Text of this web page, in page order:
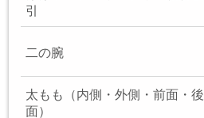
引
二の腕
太もも（内側・外側・前面・後
面）